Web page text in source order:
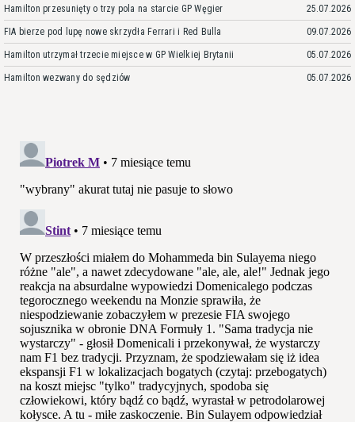
Hamilton przesunięty o trzy pola na starcie GP Węgier 25.07.2026
FIA bierze pod lupę nowe skrzydła Ferrari i Red Bulla 09.07.2026
Hamilton utrzymał trzecie miejsce w GP Wielkiej Brytanii 05.07.2026
Hamilton wezwany do sędziów 05.07.2026